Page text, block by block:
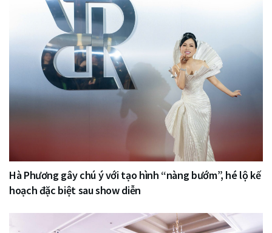
Hà Phương gây chú ý với tạo hình “nàng bướm”, hé lộ kế
hoạch đặc biệt sau show diễn